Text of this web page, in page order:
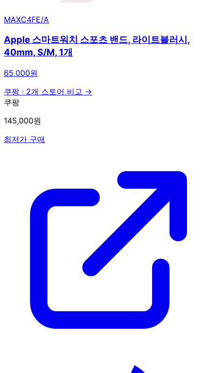
MAXC4FE/A
Apple 스마트워치 스포츠 밴드, 라이트블러시,
40mm, S/M, 1개
65,000원
쿠팡 · 2개 스토어 비교 →
쿠팡
145,000원
최저가 구매